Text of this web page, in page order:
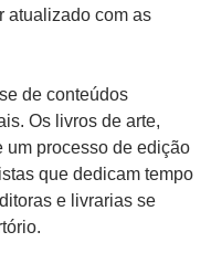
atualizado com as
de conteúdos
Os livros de arte,
um processo de edição
que dedicam tempo
e livrarias se